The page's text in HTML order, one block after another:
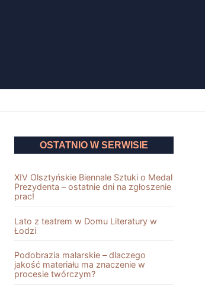
OSTATNIO W SERWISIE
XIV Olsztyńskie Biennale Sztuki o Medal
Prezydenta – ostatnie dni na zgłoszenie
prac!
Lato z teatrem w Domu Literatury w
Łodzi
Podobrazia malarskie – dlaczego
jakość materiału ma znaczenie w
procesie twórczym?